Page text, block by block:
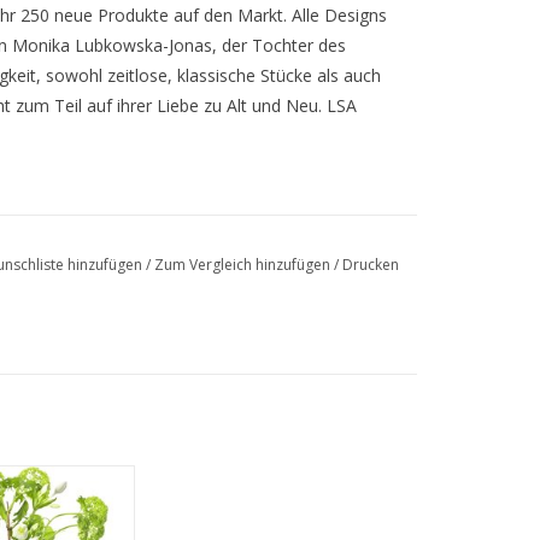
250 neue Produkte auf den Markt. Alle Designs
Lubkowska-Jonas, der Tochter des
sowohl zeitlose, klassische Stücke als auch
Teil auf ihrer Liebe zu Alt und Neu. LSA
hinzufügen / Zum Vergleich hinzufügen / Drucken
28 cm
INFO